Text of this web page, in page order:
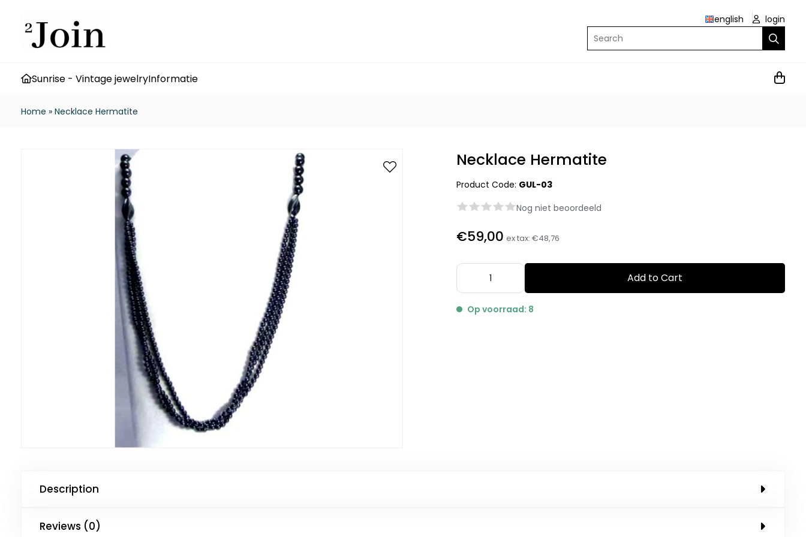
english
login
Search
Sunrise - Vintage jewelryInformatie
Home » Necklace Hermatite
Necklace Hermatite
Product Code: GUL-03
Nog niet beoordeeld
€59,00 ex tax:€48,76
Add to Cart
Op voorraad: 8
Description
Reviews (0)